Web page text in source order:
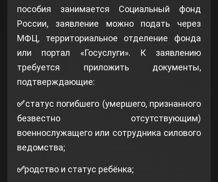
пособия занимается Социальный фонд
России, заявление можно подать через
МФЦ, территориальное отделение фонда
или портал «Госуслуги». К заявлению
требуется приложить документы,
подтверждающие:
✅статус погибшего (умершего, признанного
безвестно отсутствующим)
военнослужащего или сотрудника силового
ведомства;
✅родство и статус ребёнка;